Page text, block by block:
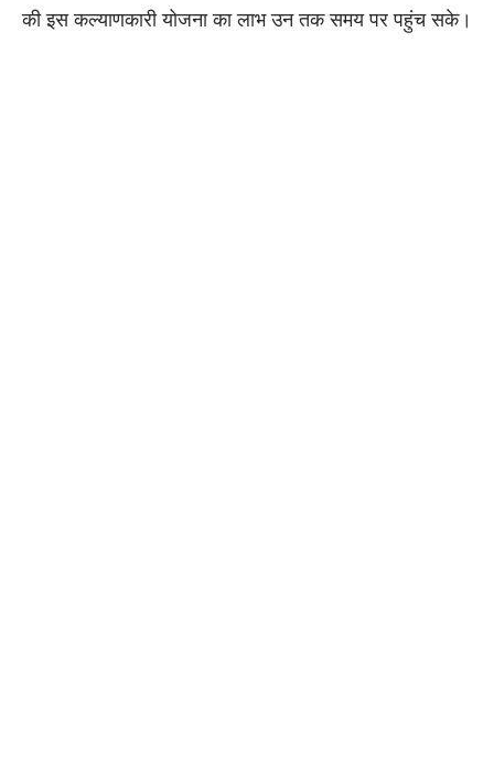
की इस कल्याणकारी योजना का लाभ उन तक समय पर पहुंच सके।